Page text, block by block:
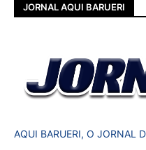
JORNAL AQUI BARUERI
AQUI BARUERI, O JORNAL